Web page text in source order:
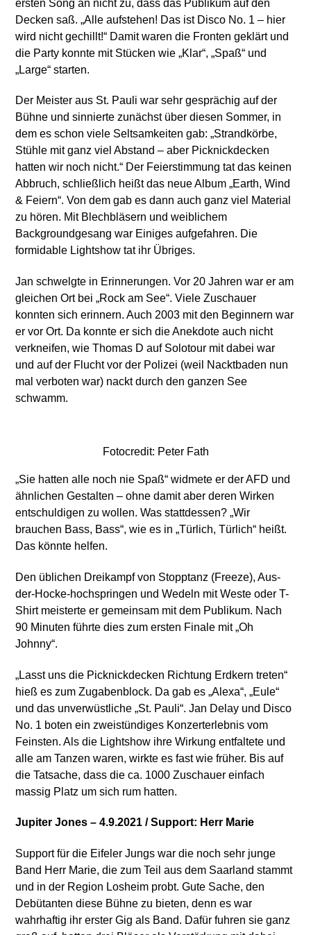
ersten Song an nicht zu, dass das Publikum auf den
Decken saß. „Alle aufstehen! Das ist Disco No. 1 – hier
wird nicht gechillt!“ Damit waren die Fronten geklärt und
die Party konnte mit Stücken wie „Klar“, „Spaß“ und
„Large“ starten.
Der Meister aus St. Pauli war sehr gesprächig auf der
Bühne und sinnierte zunächst über diesen Sommer, in
dem es schon viele Seltsamkeiten gab: „Strandkörbe,
Stühle mit ganz viel Abstand – aber Picknickdecken
hatten wir noch nicht.“ Der Feierstimmung tat das keinen
Abbruch, schließlich heißt das neue Album „Earth, Wind
& Feiern“. Von dem gab es dann auch ganz viel Material
zu hören. Mit Blechbläsern und weiblichem
Backgroundgesang war Einiges aufgefahren. Die
formidable Lightshow tat ihr Übriges.
Jan schwelgte in Erinnerungen. Vor 20 Jahren war er am
gleichen Ort bei „Rock am See“. Viele Zuschauer
konnten sich erinnern. Auch 2003 mit den Beginnern war
er vor Ort. Da konnte er sich die Anekdote auch nicht
verkneifen, wie Thomas D auf Solotour mit dabei war
und auf der Flucht vor der Polizei (weil Nacktbaden nun
mal verboten war) nackt durch den ganzen See
schwamm.
Fotocredit: Peter Fath
„Sie hatten alle noch nie Spaß“ widmete er der AFD und
ähnlichen Gestalten – ohne damit aber deren Wirken
entschuldigen zu wollen. Was stattdessen? „Wir
brauchen Bass, Bass“, wie es in „Türlich, Türlich“ heißt.
Das könnte helfen.
Den üblichen Dreikampf von Stopptanz (Freeze), Aus-
der-Hocke-hochspringen und Wedeln mit Weste oder T-
Shirt meisterte er gemeinsam mit dem Publikum. Nach
90 Minuten führte dies zum ersten Finale mit „Oh
Johnny“.
„Lasst uns die Picknickdecken Richtung Erdkern treten“
hieß es zum Zugabenblock. Da gab es „Alexa“, „Eule“
und das unverwüstliche „St. Pauli“. Jan Delay und Disco
No. 1 boten ein zweistündiges Konzerterlebnis vom
Feinsten. Als die Lightshow ihre Wirkung entfaltete und
alle am Tanzen waren, wirkte es fast wie früher. Bis auf
die Tatsache, dass die ca. 1000 Zuschauer einfach
massig Platz um sich rum hatten.
Jupiter Jones – 4.9.2021 / Support: Herr Marie
Support für die Eifeler Jungs war die noch sehr junge
Band Herr Marie, die zum Teil aus dem Saarland stammt
und in der Region Losheim probt. Gute Sache, den
Debütanten diese Bühne zu bieten, denn es war
wahrhaftig ihr erster Gig als Band. Dafür fuhren sie ganz